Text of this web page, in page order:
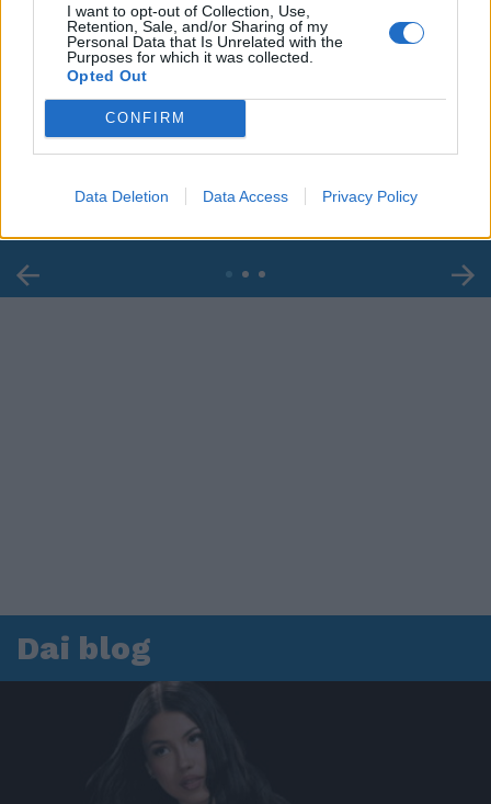
I want to opt-out of Collection, Use,
Retention, Sale, and/or Sharing of my
Personal Data that Is Unrelated with the
Purposes for which it was collected.
Opted Out
CONFIRM
Data Deletion Data Access Privacy Policy
00:00 01:16
Leonardo Maria Del Vecchio dall'ex compagna
Dai blog